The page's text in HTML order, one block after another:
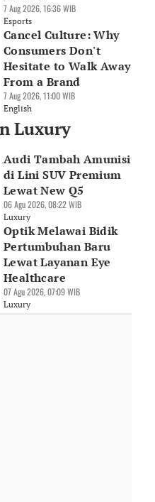
SUV
Mewah
GIIAS 2026
10:30 WIB
GIIAS 2026:
Mercedes-Benz
Indonesia Rilis
Seri Anyar
Berbanderol
30 Jul 2026, 08:32 WIB
Luxury
7 Aug 2026, 16:36 WIB
Esports
Cancel Culture: Why
Consumers Don't
Hesitate to Walk Away
From a Brand
7 Aug 2026, 11:00 WIB
English
Luxury
Audi Tambah Amunisi
di Lini SUV Premium
Lewat New Q5
06 Agu 2026, 08:22 WIB
Luxury
Optik Melawai Bidik
Pertumbuhan Baru
Lewat Layanan Eye
Healthcare
07 Agu 2026, 07:09 WIB
Luxury